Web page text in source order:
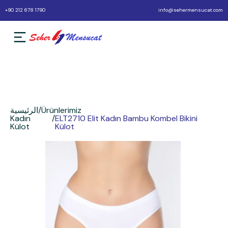
+90 212 678 1790 info@sehermensucat.com
الرئيسية/Ürünlerimiz
Kadın
Külot
/ELT2710 Elit Kadın Bambu Kombel Bikini
Külot